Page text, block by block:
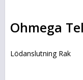
Ohmega
Lödanslutning Rak